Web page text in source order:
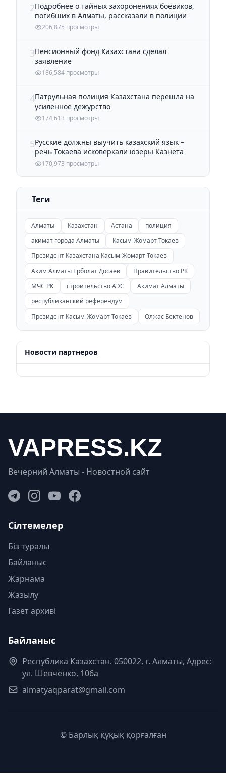
2Подробнее о тайных захоронениях боевиков,
погибших в Алматы, рассказали в полиции
206,875 просмотры
3Пенсионный фонд Казахстана сделал
заявление
186,584 просмотры
4Патрульная полиция Казахстана перешла на
усиленное дежурство
174,613 просмотры
5Русские должны выучить казахский язык –
речь Токаева исковеркали юзеры Казнета
170,973 просмотры
Теги
Алматы Казахстан Астана
полиция
акимат города Алматы
Касым-Жомарт Токаев
Президент Казахстана Касым-Жомарт Токаев
Аким Алматы Ерболат Досаев
Правительство РК
МЧС РК
строительство АЭС
Акимат Алматы
республиканский референдум
Президент Касым-Жомарт Токаев
Олжас Бектенов
Новости партнеров
Вечерний Алматы - Новостной сайт
Сілтемелер
Біз туралы
Байланыс
Жарнама
Жазылу
Газет архиві
Байланыс
Республика Казахстан. 050022, г. Алматы, Адрес:
ул. Шевченко, 106а
almatyaqparat@gmail.com
© Барлық құқық қорғалған